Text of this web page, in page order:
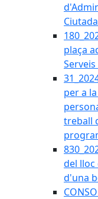
plaça
per a
treball
del
d'una